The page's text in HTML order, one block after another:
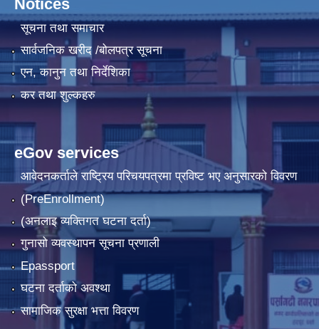
Notices
सूचना तथा समाचार
सार्वजनिक खरीद /बोलपत्र सूचना
एन, कानुन तथा निर्देशिका
कर तथा शुल्कहरु
eGov services
आवेदनकर्ताले राष्‍ट्रिय परिचयपत्रमा प्रविष्ट भए अनुसारको विवरण
(PreEnrollment)
(अनलाइ व्यक्तिगत घटना दर्ता)
गुनासो व्यवस्थापन सूचना प्रणाली
Epassport
घटना दर्ताको अवश्था
सामाजिक सुरक्षा भत्ता विवरण